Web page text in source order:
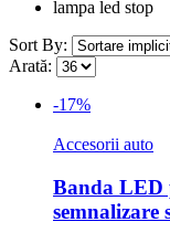
lampa led stop
Sort By:
Arată:
-17%
Accesorii auto
Banda LED
semnalizare